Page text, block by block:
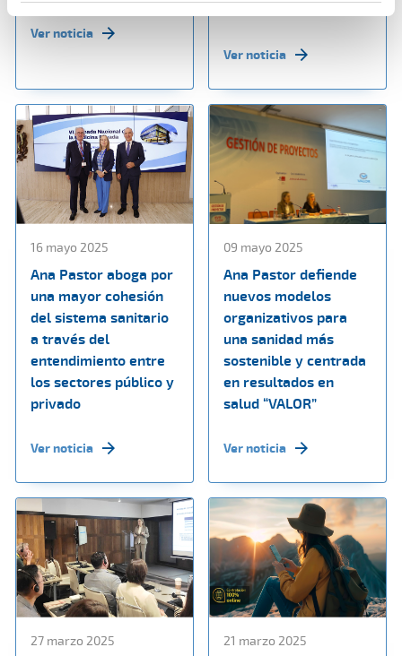
Ver noticia
Ver noticia
16 mayo 2025
Ana Pastor aboga por
una mayor cohesión
del sistema sanitario
a través del
entendimiento entre
los sectores público y
privado
Ver noticia
09 mayo 2025
Ana Pastor defiende
nuevos modelos
organizativos para
una sanidad más
sostenible y centrada
en resultados en
salud “VALOR”
Ver noticia
27 marzo 2025 21 marzo 2025